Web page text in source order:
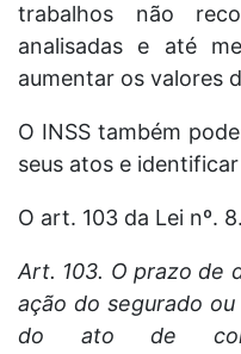
trabalhos não
analisadas e até
aumentar os valores
O INSS também
seus atos e
O art. 103 da Lei nº.
Art. 103. O prazo de
ação do segurado
do ato de